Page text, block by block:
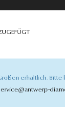
erhältlich. Bitte